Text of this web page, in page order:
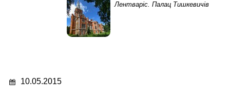
Лентваріс. Палац Тишкевичів
10.05.2015